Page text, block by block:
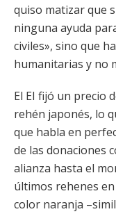
quiso matizar que
ninguna ayuda
civiles», sino que
humanitarias y no
El EI fijó un precio
rehén japonés, lo
que habla en
de las donaciones
alianza hasta el
últimos rehenes
color naranja